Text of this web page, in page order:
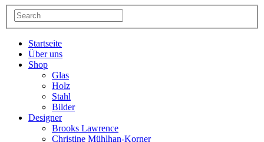
Startseite
Über uns
Shop
Glas
Holz
Stahl
Bilder
Designer
Brooks Lawrence
Christine Mühlhan-Korner